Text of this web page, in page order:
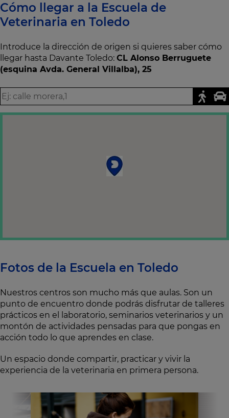
Cómo llegar a la Escuela de
Veterinaria en Toledo
Introduce la dirección de origen si quieres saber cómo
llegar hasta Davante Toledo: CL Alonso Berruguete
(esquina Avda. General Villalba), 25
Fotos de la Escuela en Toledo
Nuestros centros son mucho más que aulas. Son un
punto de encuentro donde podrás disfrutar de talleres
prácticos en el laboratorio, seminarios veterinarios y un
montón de actividades pensadas para que pongas en
acción todo lo que aprendes en clase.
Un espacio donde compartir, practicar y vivir la
experiencia de la veterinaria en primera persona.